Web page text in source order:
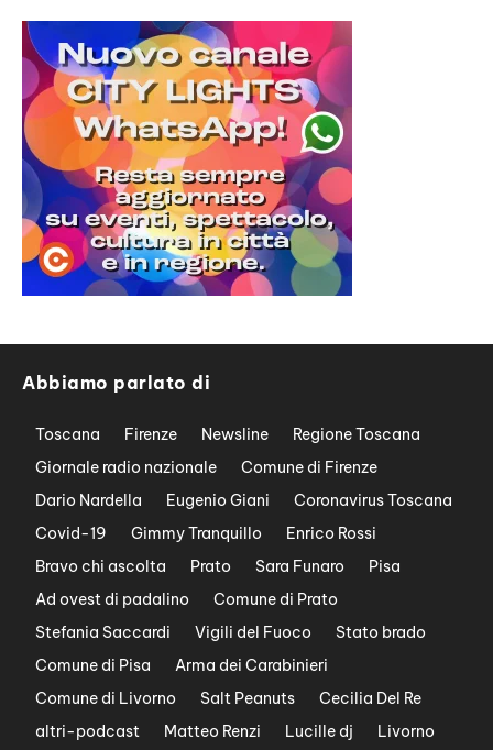
Abbiamo parlato di
Toscana Firenze Newsline
Regione Toscana
Giornale radio nazionale
Comune di Firenze
Dario Nardella
Eugenio Giani
Coronavirus Toscana
Covid-19
Gimmy Tranquillo
Enrico Rossi
Bravo chi ascolta
Prato Sara Funaro
Pisa
Ad ovest di padalino
Comune di Prato
Stefania Saccardi
Vigili del Fuoco
Stato brado
Comune di Pisa
Arma dei Carabinieri
Comune di Livorno
Salt Peanuts
Cecilia Del Re
altri-podcast
Matteo Renzi Lucille dj
Livorno